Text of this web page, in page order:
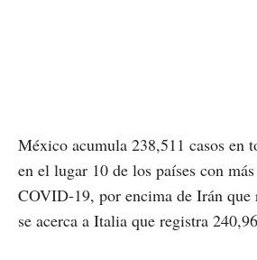
México acumula 238,511 casos en
en el lugar 10 de los países con
COVID-19, por encima de Irán que
se acerca a Italia que registra